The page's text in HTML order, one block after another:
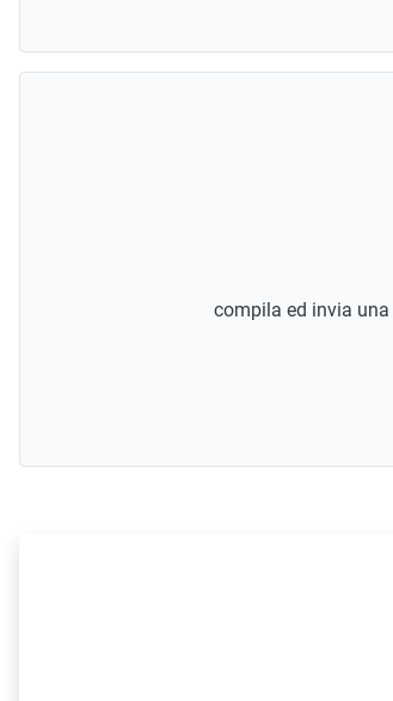
compila ed invia una